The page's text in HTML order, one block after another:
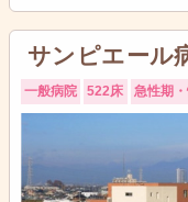
サンピエール
一般病院 522床 急性期